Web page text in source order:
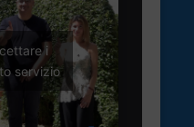
i
servizio